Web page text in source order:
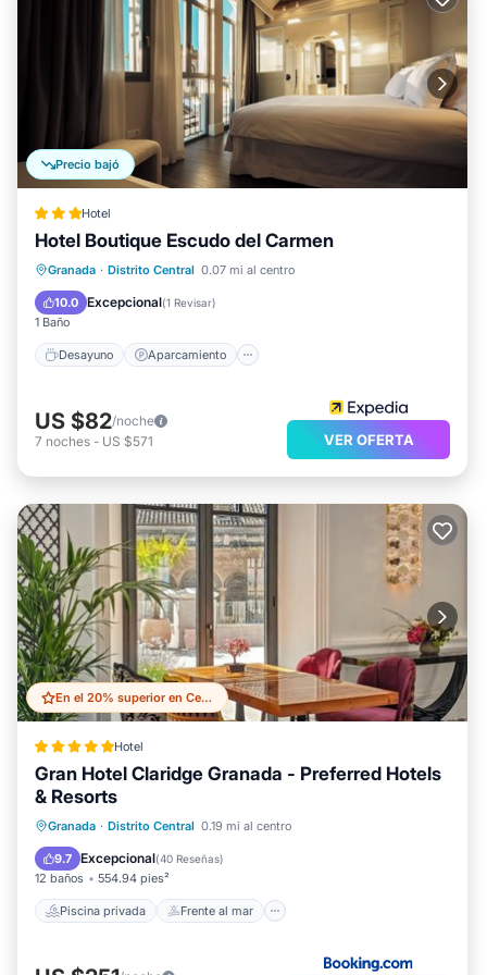
Precio bajó
Hotel
Hotel Boutique Escudo del Carmen
Granada · Distrito Central 0.07 mi al centro
10.0 Excepcional(1 Revisar)
1 Baño
Desayuno Aparcamiento
Desayuno Aparcamiento
Aire acondicionado
US $82/noche
7 noches - US $571 VER OFERTA
En el 20% superior en Central District
Hotel
Gran Hotel Claridge Granada - Preferred Hotels
& Resorts
Granada · Distrito Central 0.19 mi al centro
9.7 Excepcional(40 Reseñas)
12 baños 554.94 pies²
Piscina privada Frente al mar
Piscina privada
Frente al mar
Bañera de hidromasaje